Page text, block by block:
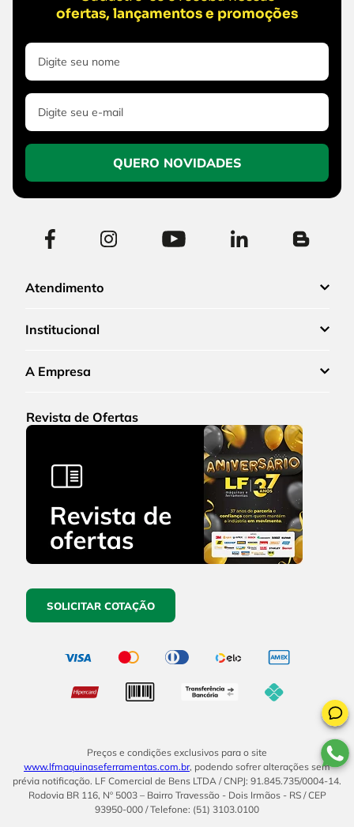
ofertas, lançamentos e promoções
QUERO NOVIDADES
Atendimento
Institucional
A Empresa
Revista de Ofertas
SOLICITAR COTAÇÃO
Preços e condições exclusivos para o site
www.lfmaquinaseferramentas.com.br, podendo sofrer alterações sem
prévia notificação. LF Comercial de Bens LTDA / CNPJ: 91.845.735/0004-14.
Rodovia BR 116, Nº 5003 – Bairro Travessão - Dois Irmãos - RS / CEP
93950-000 / Telefone: (51) 3103.0100